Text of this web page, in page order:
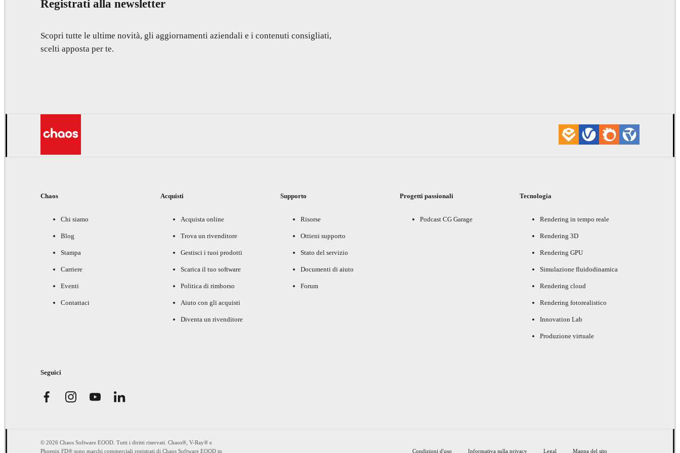
Registrati alla newsletter
Scopri tutte le ultime novità, gli aggiornamenti aziendali e i contenuti consigliati,
scelti apposta per te.
Chaos
Chi siamo
Blog
Stampa
Carriere
Eventi
Contattaci
Acquisti
Acquista online
Trova un rivenditore
Gestisci i tuoi prodotti
Scarica il tuo software
Politica di rimborso
Aiuto con gli acquisti
Diventa un rivenditore
Supporto
Risorse
Ottieni supporto
Stato del servizio
Documenti di aiuto
Forum
Progetti passionali
Podcast CG Garage
Tecnologia
Rendering in tempo reale
Rendering 3D
Rendering GPU
Simulazione fluidodinamica
Rendering cloud
Rendering fotorealistico
Innovation Lab
Produzione virtuale
Seguici
© 2026 Chaos Software EOOD. Tutti i diritti riservati. Chaos®, V-Ray® e
Phoenix FD® sono marchi commerciali registrati di Chaos Software EOOD in
Condizioni d'uso Informativa sulla privacy Legal Mappa del sito